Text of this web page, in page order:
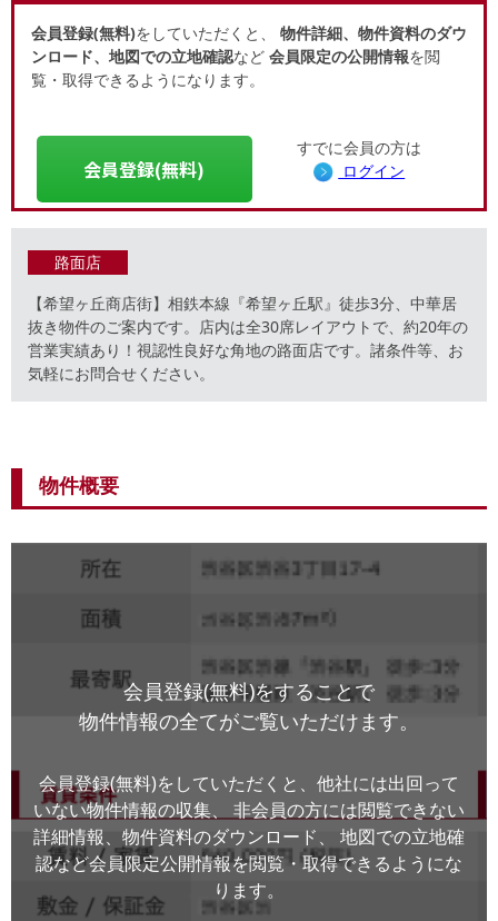
会員登録(無料)をしていただくと、 物件詳細、物件資料のダウ
ンロード、地図での立地確認など 会員限定の公開情報を閲
覧・取得できるようになります。
会員登録(無料)
すでに会員の方は
ログイン
路面店
【希望ヶ丘商店街】相鉄本線『希望ヶ丘駅』徒歩3分、中華居
抜き物件のご案内です。店内は全30席レイアウトで、約20年の
営業実績あり！視認性良好な角地の路面店です。諸条件等、お
気軽にお問合せください。
物件概要
会員登録(無料)をすることで
物件情報の全てがご覧いただけます。
会員登録(無料)をしていただくと、他社には出回って
いない物件情報の収集、
非会員の方には閲覧できない
詳細情報、物件資料のダウンロード、
地図での立地確
認など会員限定公開情報を閲覧・取得できるようにな
ります。